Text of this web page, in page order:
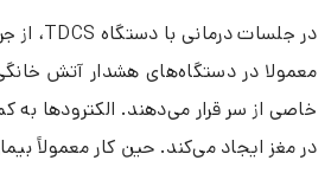
معمولا در دستگاه‌های هشدار آتش
خاصی از سر قرار می‌دهند. الکترودها
در مغز ایجاد می‌کند. حین کار معمولاً